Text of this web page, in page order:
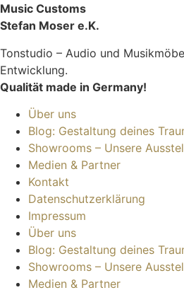
Music Customs
Stefan Moser e.K.
Tonstudio – Audio und
Entwicklung.
Qualität made in Germany!
Über uns
Blog: Gestaltung deines
Showrooms – Unsere
Medien & Partner
Kontakt
Datenschutzerklärung
Impressum
Über uns
Blog: Gestaltung deines
Showrooms – Unsere
Medien & Partner